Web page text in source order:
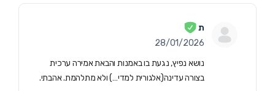
ת
28/01/2026
נושא נפיץ, נגעת בו באמנות והבאת אמירה ערכית
בצורה עדינה(אלגורית למדי…) ולא מתלהמת. אהבתי.